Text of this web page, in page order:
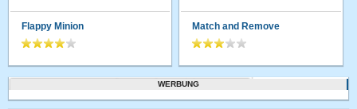
Flappy Minion Match and Remove
WERBUNG